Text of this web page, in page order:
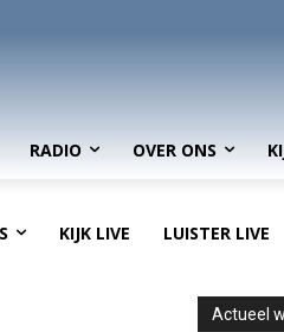
RADIO OVER ONS
KIJK LIVE LUISTER LIVE
Actueel